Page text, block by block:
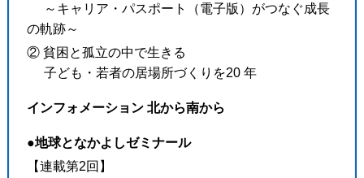
～キャリア・パスポート（電子版）がつなぐ成長
の軌跡～
② 貧困と孤立の中で生きる
子ども・若者の居場所づくりを20 年
インフォメーション 北から南から
●地球となかよしゼミナール
【連載第2回】